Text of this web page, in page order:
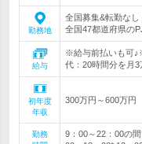
勤務地
全国募集&転勤な
全国47都道府県の
給与
※給与前払いも可
代：20時間分を月
初年度
年収
300万円～600万円
勤務
9：00～22：00の